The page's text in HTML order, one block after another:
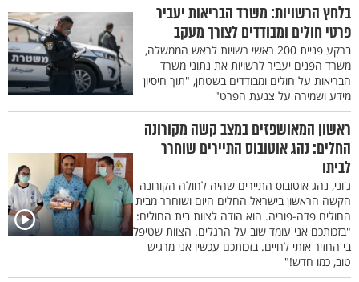
בלחץ הרשויות: משרד הבריאות יעביר
פרטי חולים ומבודדים לצורך מעקב
ברקע פניית 200 ראשי רשויות לראש הממשלה,
משרד הפנים יעביר לרשויות את נתוני משרד
הבריאות על חולים ומבודדים בשטחן, "תוך חיסיון
מידע ושמירה על צנעת הפרט"
ראשון המאושפזים במצב קשה מקורונה
החלים: נהג אוטובוס התיירים שוחרר
לביתו
ג'וני, נהג אוטובוס התיירים שהיה לחולה הקורונה
הקשה הראשון בישראל החלים היום ושוחרר מבית
החולים פדה-פוריה. הוא הודה לצוות בית החולים:
"בזכותכם אני עומד שוב על הרגלים. הצוות שטיפל
בי החזיר אותי לחיים. בזכותכם עכשיו אני מרגיש
טוב, כמו חדש!"